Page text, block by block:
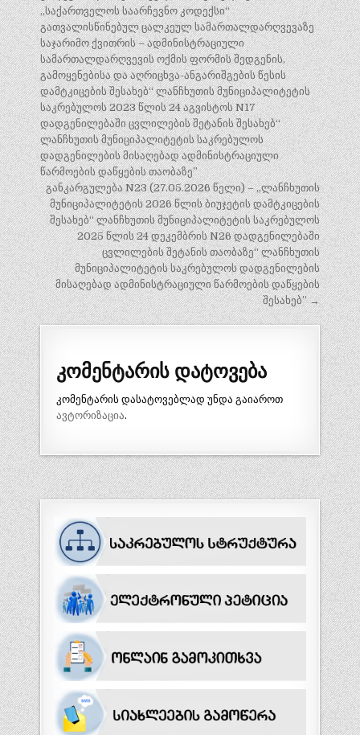
„საქართველოს საარჩევნო კოდექსი“
გათვალისწინებულ ცალკეულ სამართალდარღვევაზე
საჯარიმო ქვითრის – ადმინისტრაციული
სამართალდარღვევის ოქმის ფორმის შედგენის,
გამოყენებისა და აღრიცხვა-ანგარიშგების წესის
დამტკიცების შესახებ“ ლანჩხუთის მუნიციპალიტეტის
საკრებულოს 2023 წლის 24 აგვისტოს N17
დადგენილებაში ცვლილების შეტანის შესახებ“
ლანჩხუთის მუნიციპალიტეტის საკრებულოს
დადგენილების მისაღებად ადმინისტრაციული
წარმოების დაწყების თაობაზე”
განკარგულება N23 (27.05.2026 წელი) – „ლანჩხუთის
მუნიციპალიტეტის 2026 წლის ბიუჯეტის დამტკიცების
შესახებ“ ლანჩხუთის მუნიციპალიტეტის საკრებულოს
2025 წლის 24 დეკემბრის N26 დადგენილებაში
ცვლილების შეტანის თაობაზე“ ლანჩხუთის
მუნიციპალიტეტის საკრებულოს დადგენილების
მისაღებად ადმინისტრაციული წარმოების დაწყების
შესახებ” →
კომენტარის დატოვება
კომენტარის დასატოვებლად უნდა გაიაროთ
ავტორიზაცია.